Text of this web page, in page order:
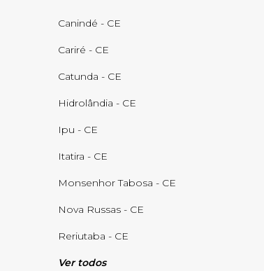
Canindé - CE
Cariré - CE
Catunda - CE
Hidrolândia - CE
Ipu - CE
Itatira - CE
Monsenhor Tabosa - CE
Nova Russas - CE
Reriutaba - CE
Ver todos